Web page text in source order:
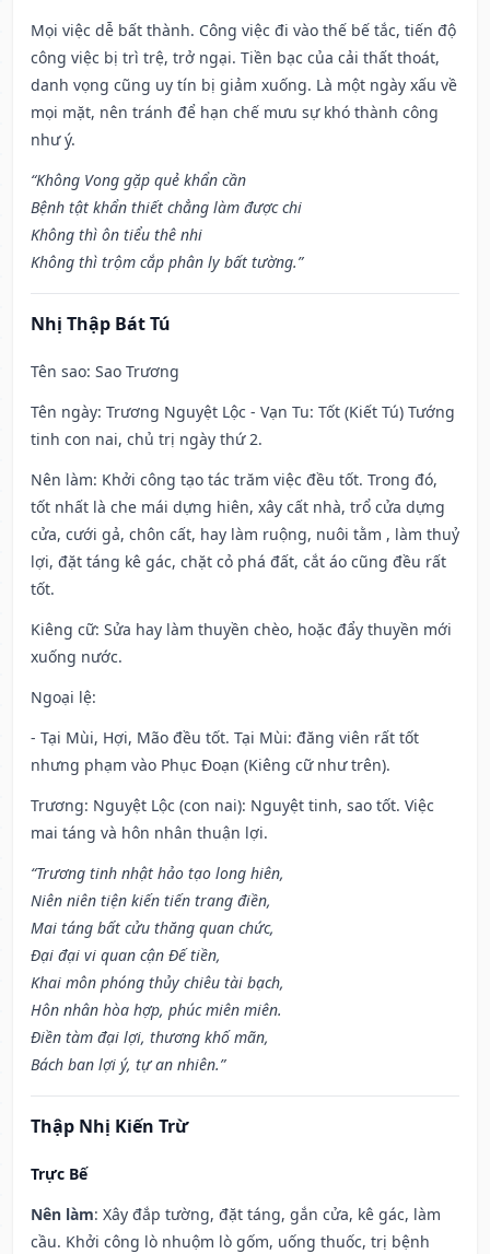
Mọi việc dễ bất thành. Công việc đi vào thế bế tắc, tiến độ
công việc bị trì trệ, trở ngại. Tiền bạc của cải thất thoát,
danh vọng cũng uy tín bị giảm xuống. Là một ngày xấu về
mọi mặt, nên tránh để hạn chế mưu sự khó thành công
như ý.
“Không Vong gặp quẻ khẩn cần
Bệnh tật khẩn thiết chẳng làm được chi
Không thì ôn tiểu thê nhi
Không thì trộm cắp phân ly bất tường.”
Nhị Thập Bát Tú
Tên sao: Sao Trương
Tên ngày: Trương Nguyệt Lộc - Vạn Tu: Tốt (Kiết Tú) Tướng
tinh con nai, chủ trị ngày thứ 2.
Nên làm: Khởi công tạo tác trăm việc đều tốt. Trong đó,
tốt nhất là che mái dựng hiên, xây cất nhà, trổ cửa dựng
cửa, cưới gả, chôn cất, hay làm ruộng, nuôi tằm , làm thuỷ
lợi, đặt táng kê gác, chặt cỏ phá đất, cắt áo cũng đều rất
tốt.
Kiêng cữ: Sửa hay làm thuyền chèo, hoặc đẩy thuyền mới
xuống nước.
Ngoại lệ:
- Tại Mùi, Hợi, Mão đều tốt. Tại Mùi: đăng viên rất tốt
nhưng phạm vào Phục Đoạn (Kiêng cữ như trên).
Trương: Nguyệt Lộc (con nai): Nguyệt tinh, sao tốt. Việc
mai táng và hôn nhân thuận lợi.
“Trương tinh nhật hảo tạo long hiên,
Niên niên tiện kiến tiến trang điền,
Mai táng bất cửu thăng quan chức,
Đại đại vi quan cận Đế tiền,
Khai môn phóng thủy chiêu tài bạch,
Hôn nhân hòa hợp, phúc miên miên.
Điền tàm đại lợi, thương khố mãn,
Bách ban lợi ý, tự an nhiên.”
Thập Nhị Kiến Trừ
Trực Bế
Nên làm: Xây đắp tường, đặt táng, gắn cửa, kê gác, làm
cầu. Khởi công lò nhuộm lò gốm, uống thuốc, trị bệnh